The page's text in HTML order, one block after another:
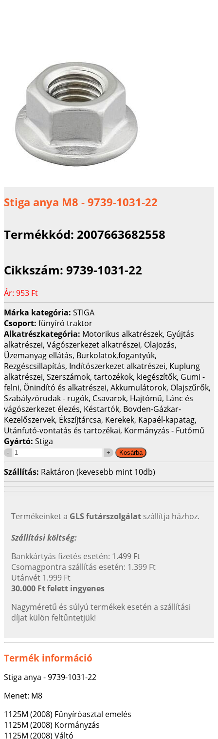
Stiga anya M8 - 9739-1031-22
Termékkód: 2007663682558
Cikkszám: 9739-1031-22
Ár: 953 Ft
Márka kategória: STIGA
Csoport: fűnyíró traktor
Alkatrészkategória: Motorikus alkatrészek, Gyújtás
alkatrészei, Vágószerkezet alkatrészei, Olajozás,
Üzemanyag ellátás, Burkolatok,fogantyúk,
Rezgéscsillapítás, Indítószerkezet alkatrészei, Kuplung
alkatrészei, Szerszámok, tartozékok, kiegészítők, Gumi -
felni, Önindító és alkatrészei, Akkumulátorok, Olajszűrők,
Szabályzórudak - rugók, Csavarok, Hajtómű, Lánc és
vágószerkezet élezés, Késtartók, Bovden-Gázkar-
Kezelőszervek, Ékszíjtárcsa, Kerekek, Kapaél-kapatag,
Utánfutó-vontatás és tartozékai, Kormányzás - Futómű
Gyártó: Stiga
Szállítás: Raktáron (kevesebb mint 10db)
Termékeinket a GLS futárszolgálat szállítja házhoz.
Szállítási költség:
Bankkártyás fizetés esetén: 1.499 Ft
Csomagpontra szállítás esetén: 1.399 Ft
Utánvét 1.999 Ft
30.000 Ft felett ingyenes
Nagyméretű és súlyú termékek esetén a szállítási
díjat külön feltűntetjük!
Termék információ
Stiga anya - 9739-1031-22
Menet: M8
1125M (2008) Fűnyíróasztal emelés
1125M (2008) Kormányzás
1125M (2008) Váltó